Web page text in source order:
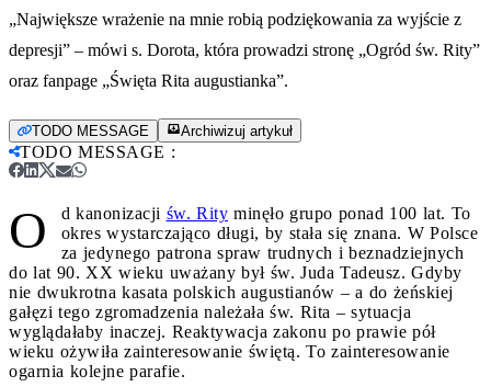
„Największe wrażenie na mnie robią podziękowania za wyjście z
depresji” – mówi s. Dorota, która prowadzi stronę „Ogród św. Rity”
oraz fanpage „Święta Rita augustianka”.
TODO MESSAGE Archiwizuj artykuł
TODO MESSAGE :
O d kanonizacji św. Rity minęło grupo ponad 100 lat. To
okres wystarczająco długi, by stała się znana. W Polsce
za jedynego patrona spraw trudnych i beznadziejnych
do lat 90. XX wieku uważany był św. Juda Tadeusz. Gdyby
nie dwukrotna kasata polskich augustianów – a do żeńskiej
gałęzi tego zgromadzenia należała św. Rita – sytuacja
wyglądałaby inaczej. Reaktywacja zakonu po prawie pół
wieku ożywiła zainteresowanie świętą. To zainteresowanie
ogarnia kolejne parafie.